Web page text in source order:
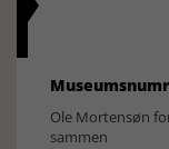
Ole Mortensøn
sammen